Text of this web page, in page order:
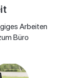
Arbeiten
Büro